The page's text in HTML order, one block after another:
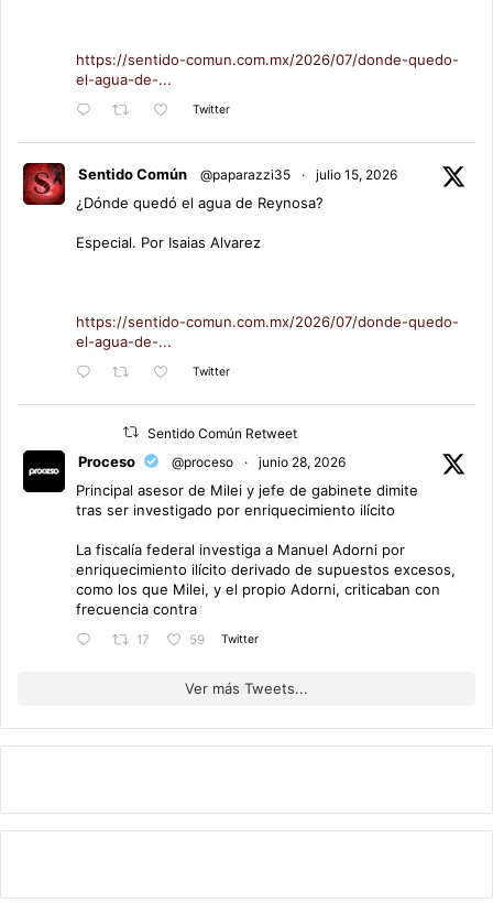
https://sentido-comun.com.mx/2026/07/donde-quedo-
el-agua-de-...
Twitter
Sentido Común @paparazzi35 · julio 15, 2026
¿Dónde quedó el agua de Reynosa?
Especial. Por Isaias Alvarez
https://sentido-comun.com.mx/2026/07/donde-quedo-
el-agua-de-...
Twitter
Sentido Común Retweet
Proceso @proceso · junio 28, 2026
Principal asesor de Milei y jefe de gabinete dimite
tras ser investigado por enriquecimiento ilícito
La fiscalía federal investiga a Manuel Adorni por
enriquecimiento ilícito derivado de supuestos excesos,
como los que Milei, y el propio Adorni, criticaban con
frecuencia contra
17 59 Twitter
Ver más Tweets...